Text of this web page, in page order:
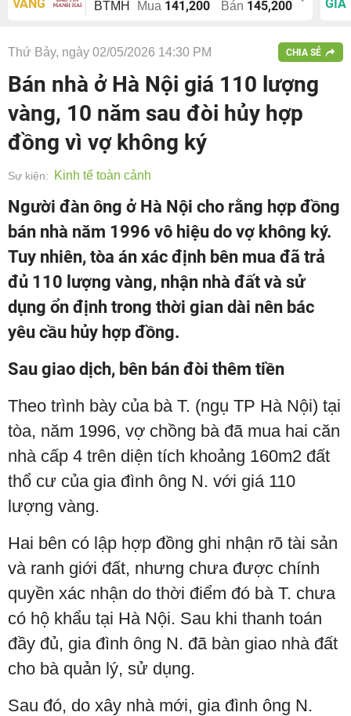
VÀNG
BTMH Mua 141,200 Bán 145,200
GIÁ
Thứ Bảy, ngày 02/05/2026 14:30 PM CHIA SẺ
Bán nhà ở Hà Nội giá 110 lượng
vàng, 10 năm sau đòi hủy hợp
đồng vì vợ không ký
Sự kiện: Kinh tế toàn cảnh
Người đàn ông ở Hà Nội cho rằng hợp đồng
bán nhà năm 1996 vô hiệu do vợ không ký.
Tuy nhiên, tòa án xác định bên mua đã trả
đủ 110 lượng vàng, nhận nhà đất và sử
dụng ổn định trong thời gian dài nên bác
yêu cầu hủy hợp đồng.
Sau giao dịch, bên bán đòi thêm tiền
Theo trình bày của bà T. (ngụ TP Hà Nội) tại
tòa, năm 1996, vợ chồng bà đã mua hai căn
nhà cấp 4 trên diện tích khoảng 160m2 đất
thổ cư của gia đình ông N. với giá 110
lượng vàng.
Hai bên có lập hợp đồng ghi nhận rõ tài sản
và ranh giới đất, nhưng chưa được chính
quyền xác nhận do thời điểm đó bà T. chưa
có hộ khẩu tại Hà Nội. Sau khi thanh toán
đầy đủ, gia đình ông N. đã bàn giao nhà đất
cho bà quản lý, sử dụng.
Sau đó, do xây nhà mới, gia đình ông N.